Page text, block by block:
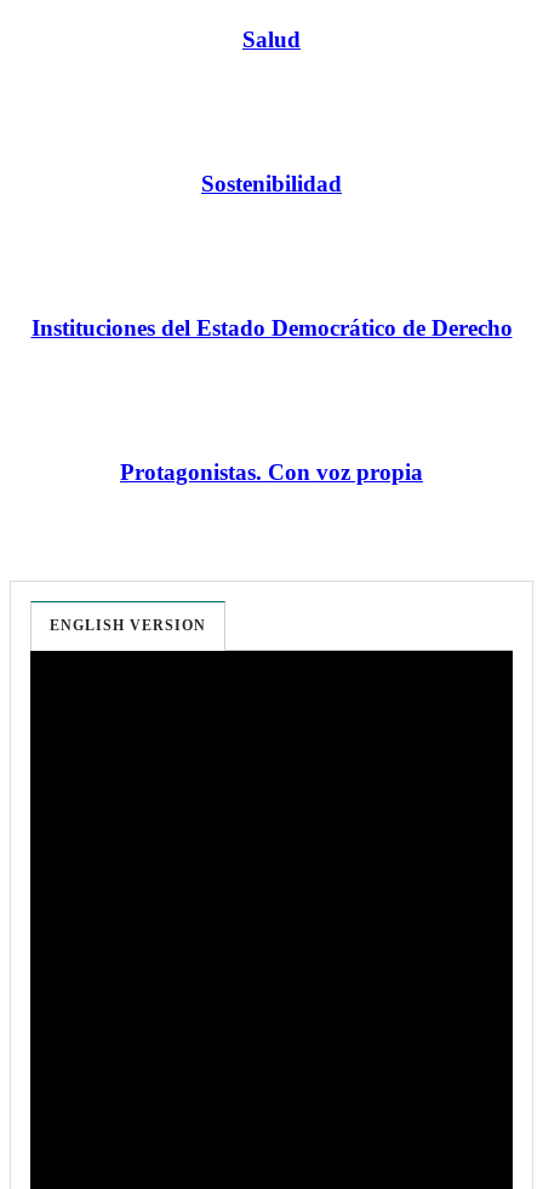
Salud
Sostenibilidad
Instituciones del Estado Democrático de Derecho
Protagonistas. Con voz propia
ENGLISH VERSION